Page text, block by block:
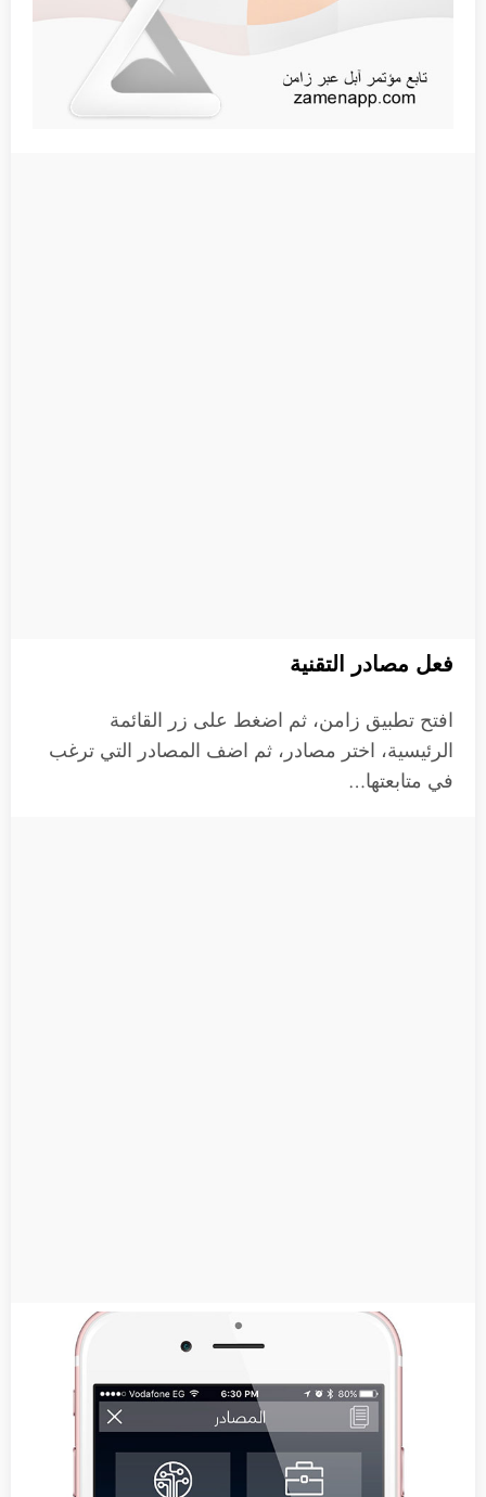
فعل مصادر التقنية
افتح تطبيق زامن، ثم اضغط على زر القائمة
الرئيسية، اختر مصادر، ثم اضف المصادر التي ترغب
في متابعتها…